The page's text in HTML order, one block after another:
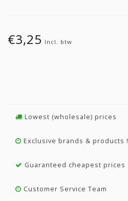
€3,25 Incl. btw
Lowest (wholesale) prices
Exclusive brands & products !
Guaranteed cheapest prices
Customer Service Team